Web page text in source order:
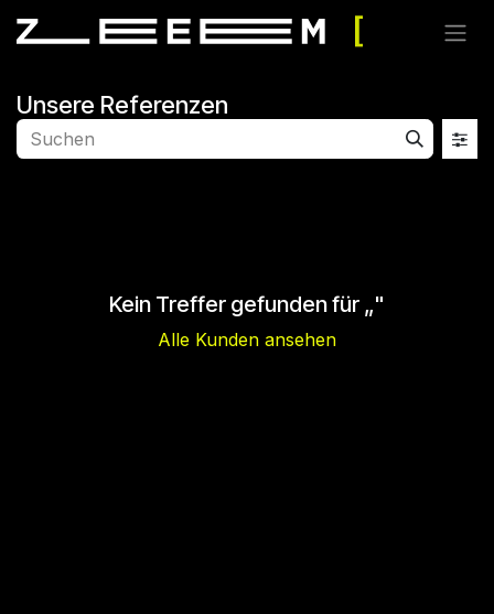
Unsere Referenzen
Kein Treffer gefunden für „"
Alle Kunden ansehen